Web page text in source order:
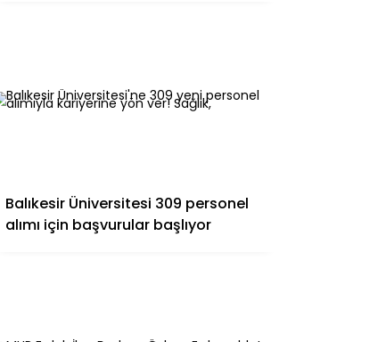
Balıkesir Üniversitesi 309 personel
alımı için başvurular başlıyor